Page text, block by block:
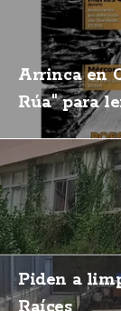
Arrinca en
Rúa" para
Piden a